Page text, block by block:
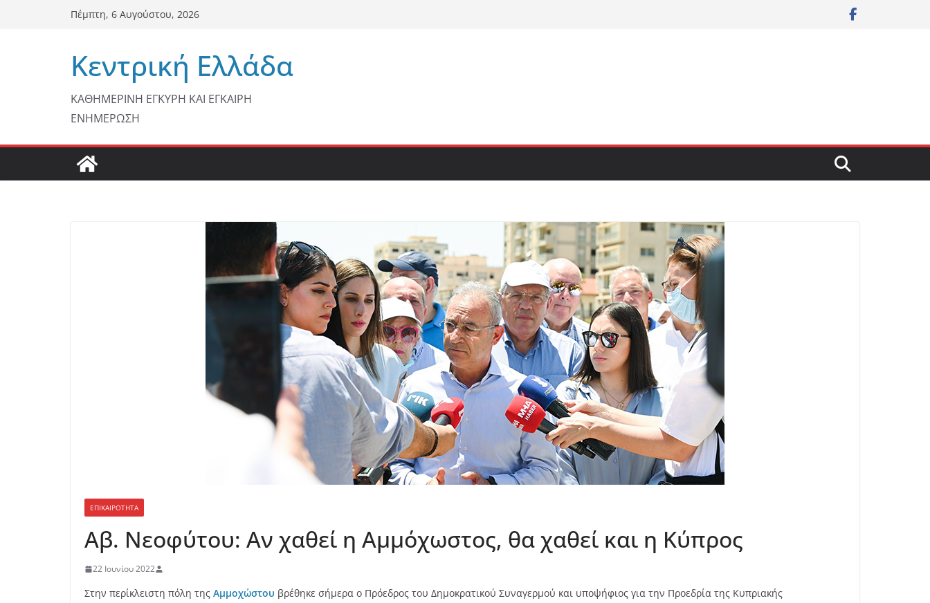
Πέμπτη, 6 Αυγούστου, 2026
Κεντρική Ελλάδα
ΚΑΘΗΜΕΡΙΝΗ ΕΓΚΥΡΗ ΚΑΙ ΕΓΚΑΙΡΗ
ΕΝΗΜΕΡΩΣΗ
ΕΠΙΚΑΙΡΟΤΗΤΑ
Αβ. Νεοφύτου: Αν χαθεί η Αμμόχωστος, θα χαθεί και η Κύπρος
22 Ιουνίου 2022
Στην περίκλειστη πόλη της Αμμοχώστου βρέθηκε σήμερα ο Πρόεδρος του Δημοκρατικού Συναγερμού και υποψήφιος για την Προεδρία της Κυπριακής